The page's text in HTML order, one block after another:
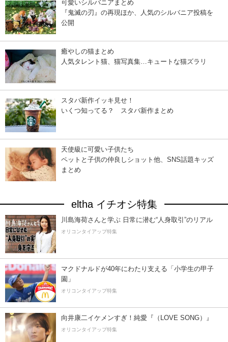
可愛いシルバニアまとめ
『鬼滅の刃』の再現ほか、人気のシルバニア投稿を
公開
癒やしの猫まとめ
人気タレント猫、猫写真集…キュートな猫ズラリ
スタバ新作イッキ見せ！
いくつ知ってる？ スタバ新作まとめ
天使級に可愛い子供たち
ペットと子供の仲良しショット他、SNS話題キッズ
まとめ
eltha イチオシ特集
川島海荷さんと学ぶ 日常に潜む“人身取引”のリアル
オリコンタイアップ特集
マクドナルドが40年にわたり支える「小学生の甲子
園」
オリコンタイアップ特集
向井康二イケメンすぎ！純愛『（LOVE SONG）』
オリコンタイアップ特集